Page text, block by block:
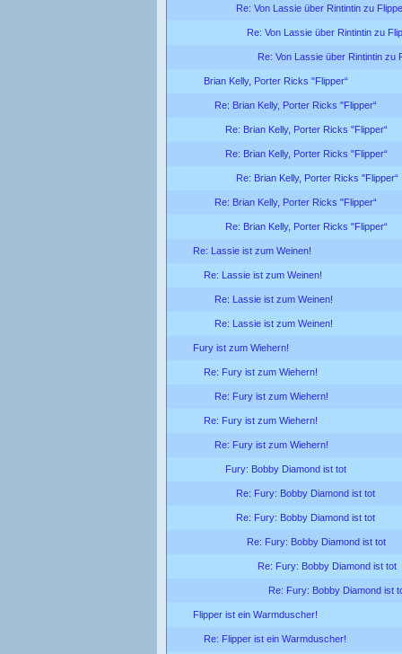
Re: Von Lassie über Rintintin zu
Re: Von Lassie über Rintintin zu
Re: Von Lassie über Rintintin zu
Brian Kelly, Porter Ricks "Flipper“
Re: Brian Kelly, Porter Ricks "Flipper“
Re: Brian Kelly, Porter Ricks "Flipper“
Re: Brian Kelly, Porter Ricks "Flipper“
Re: Brian Kelly, Porter Ricks "Flipper“
Re: Brian Kelly, Porter Ricks "Flipper“
Re: Brian Kelly, Porter Ricks "Flipper“
Re: Lassie ist zum Weinen!
Re: Lassie ist zum Weinen!
Re: Lassie ist zum Weinen!
Re: Lassie ist zum Weinen!
Fury ist zum Wiehern!
Re: Fury ist zum Wiehern!
Re: Fury ist zum Wiehern!
Re: Fury ist zum Wiehern!
Re: Fury ist zum Wiehern!
Fury: Bobby Diamond ist tot
Re: Fury: Bobby Diamond ist tot
Re: Fury: Bobby Diamond ist tot
Re: Fury: Bobby Diamond ist tot
Re: Fury: Bobby Diamond ist tot
Re: Fury: Bobby Diamond ist
Flipper ist ein Warmduscher!
Re: Flipper ist ein Warmduscher!